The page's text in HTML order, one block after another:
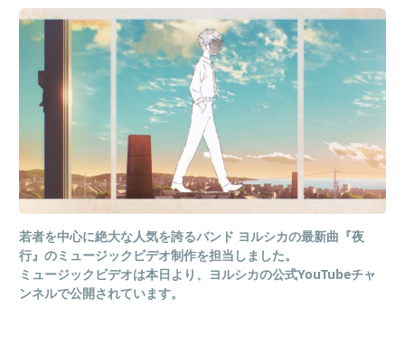
若者を中心に絶大な人気を誇るバンド ヨルシカの最新曲『夜
行』のミュージックビデオ制作を担当しました。
ミュージックビデオは本日より、ヨルシカの公式YouTubeチャ
ンネルで公開されています。